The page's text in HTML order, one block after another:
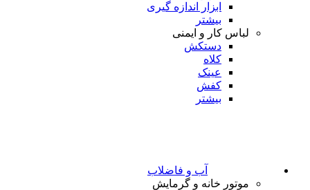
ابزار اندازه گیری
بیشتر
لباس کار و ایمنی
دستکش
کلاه
عینک
کفش
بیشتر
آب و فاضلاب
موتور خانه و گرمایش